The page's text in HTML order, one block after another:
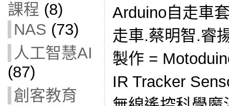
課程 (8)
NAS (73)
人工智慧AI
(87)
創客教育
Arduino自走車
走車.蔡明智.睿
製作 =
IR Tracker